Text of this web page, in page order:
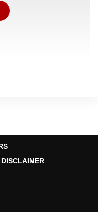
जिसकी तीव्रता 6.6
DISCLAIMER